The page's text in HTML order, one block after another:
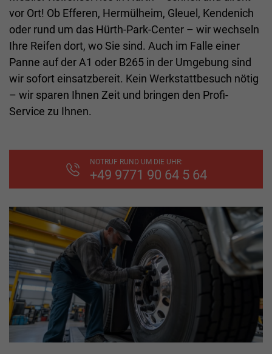
vor Ort! Ob Efferen, Hermülheim, Gleuel, Kendenich
oder rund um das Hürth-Park-Center – wir wechseln
Ihre Reifen dort, wo Sie sind. Auch im Falle einer
Panne auf der A1 oder B265 in der Umgebung sind
wir sofort einsatzbereit. Kein Werkstattbesuch nötig
– wir sparen Ihnen Zeit und bringen den Profi-
Service zu Ihnen.
NOTRUF RUND UM DIE UHR:
+49 9771 90 64 5 64